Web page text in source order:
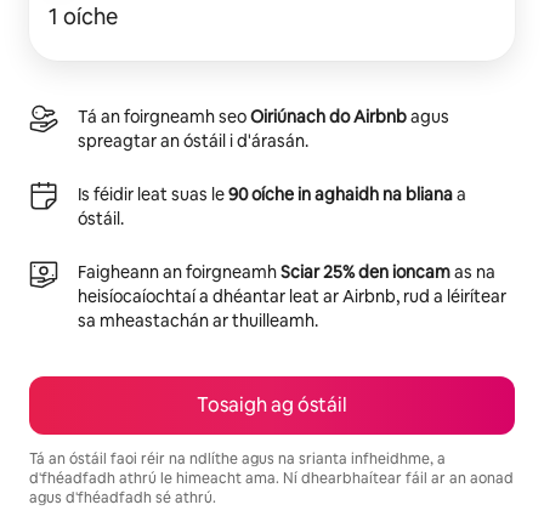
1 oíche
Tá an foirgneamh seoOiriúnach do Airbnbagus
spreagtar an óstáil i d'árasán.
Is féidir leat suas le90 oíche in aghaidh na blianaa
óstáil.
Faigheann an foirgneamhSciar 25% den ioncamas na
heisíocaíochtaí a dhéantar leat ar Airbnb, rud a léirítear
sa mheastachán ar thuilleamh.
Tosaigh ag óstáil
Tá an óstáil faoi réir na ndlíthe agus na srianta infheidhme, a
d'fhéadfadh athrú le himeacht ama. Ní dhearbhaítear fáil ar an aonad
agus d'fhéadfadh sé athrú.